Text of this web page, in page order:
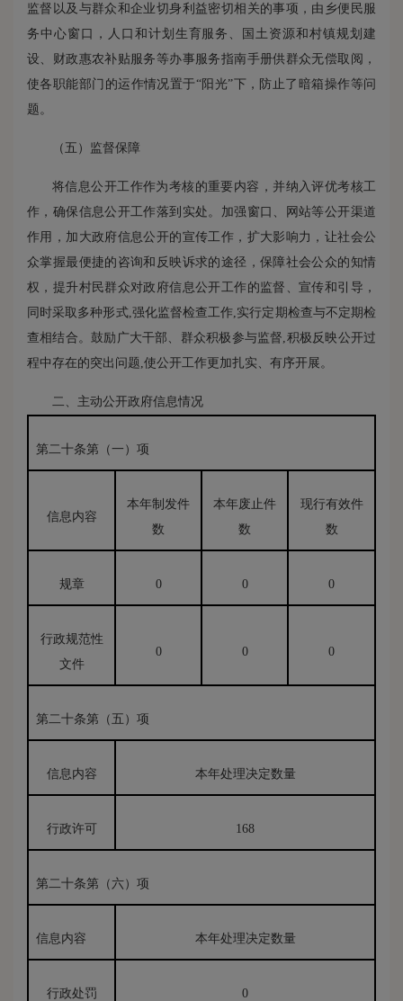
监督以及与群众和企业切身利益密切相关的事项，由乡便民服
务中心窗口，人口和计划生育服务、国土资源和村镇规划建
设、财政惠农补贴服务等办事服务指南手册供群众无偿取阅，
使各职能部门的运作情况置于“阳光”下，防止了暗箱操作等问
题。
（五） 监督保障
将信息公开工作作为考核的重要内容，并纳入评优考核工
作，确保信息公开工作落到实处。加强窗口、网站等公开渠道
作用，加大政府信息公开的宣传工作，扩大影响力，让社会公
众掌握最便捷的咨询和反映诉求的途径，保障社会公众的知情
权，提升村民群众对政府信息公开工作的监督、宣传和引导，
同时采取多种形式,强化监督检查工作,实行定期检查与不定期检
查相结合。鼓励广大干部、群众积极参与监督,积极反映公开过
程中存在的突出问题,使公开工作更加扎实、有序开展。
二、主动公开政府信息情况
第二十条第（一）项
信息内容
本年制发件
数
本年废止件
数
现行有效件
数
规章 0 0 0
行政规范性
文件
0 0 0
第二十条第（五）项
信息内容 本年处理决定数量
行政许可 168
第二十条第（六）项
信息内容 本年处理决定数量
行政处罚 0